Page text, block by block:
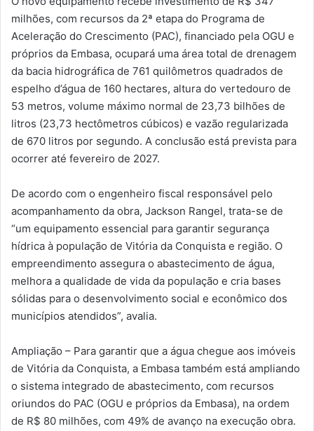
milhões, com recursos da 2ª etapa do Programa de
Aceleração do Crescimento (PAC), financiado pela OGU e
próprios da Embasa, ocupará uma área total de drenagem
da bacia hidrográfica de 761 quilômetros quadrados de
espelho d’água de 160 hectares, altura do vertedouro de
53 metros, volume máximo normal de 23,73 bilhões de
litros (23,73 hectômetros cúbicos) e vazão regularizada
de 670 litros por segundo. A conclusão está prevista para
ocorrer até fevereiro de 2027.
De acordo com o engenheiro fiscal responsável pelo
acompanhamento da obra, Jackson Rangel, trata-se de
“um equipamento essencial para garantir segurança
hídrica à população de Vitória da Conquista e região. O
empreendimento assegura o abastecimento de água,
melhora a qualidade de vida da população e cria bases
sólidas para o desenvolvimento social e econômico dos
municípios atendidos”, avalia.
Ampliação – Para garantir que a água chegue aos imóveis
de Vitória da Conquista, a Embasa também está ampliando
o sistema integrado de abastecimento, com recursos
oriundos do PAC (OGU e próprios da Embasa), na ordem
de R$ 80 milhões, com 49% de avanço na execução obra.